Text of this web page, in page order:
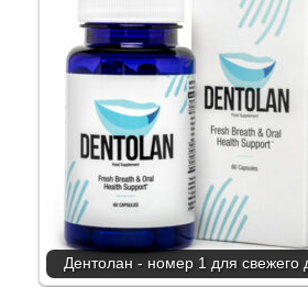
Дентолан - номер 1 для свежего